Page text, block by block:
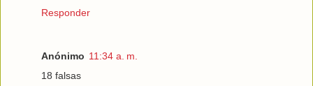
Responder
Anónimo 11:34 a. m.
18 falsas